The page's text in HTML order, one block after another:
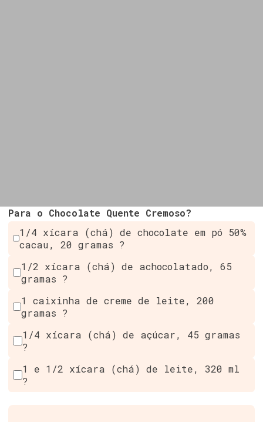
Para o Chocolate Quente Cremoso?
1/4 xícara (chá) de chocolate em pó 50%
cacau, 20 gramas ?
1/2 xícara (chá) de achocolatado, 65
gramas ?
1 caixinha de creme de leite, 200
gramas ?
1/4 xícara (chá) de açúcar, 45 gramas
?
1 e 1/2 xícara (chá) de leite, 320 ml
?